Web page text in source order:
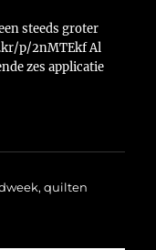
steeds groter
p/2nMTEkf Al
zes applicatie
,quilten